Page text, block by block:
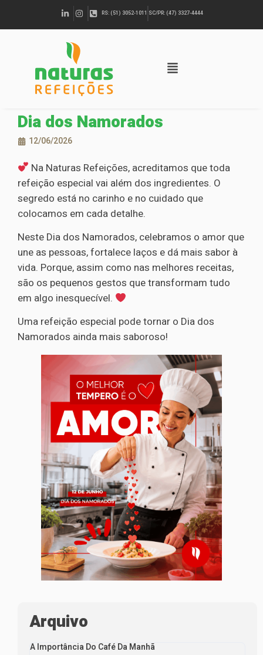
RS: (51) 3052-1011 SC/PR: (47) 3327-4444
Dia dos Namorados
12/06/2026
Na Naturas Refeições, acreditamos que toda
refeição especial vai além dos ingredientes. O
segredo está no carinho e no cuidado que
colocamos em cada detalhe.
Neste Dia dos Namorados, celebramos o amor que
une as pessoas, fortalece laços e dá mais sabor à
vida. Porque, assim como nas melhores receitas,
são os pequenos gestos que transformam tudo
em algo inesquecível.
Uma refeição especial pode tornar o Dia dos
Namorados ainda mais saboroso!
Arquivo
A Importância Do Café Da Manhã